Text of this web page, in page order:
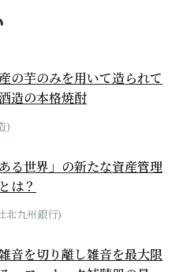
の芋のみを用いて造られて
造の本格焼酎
)
ある世界」の新たな資産管理
は？
北九州銀行)
音を切り離し雑音を最大限